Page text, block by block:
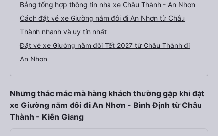
Bảng tổng hợp thông tin nhà xe Châu Thành - An Nhơn
Cách đặt vé xe Giường nằm đôi đi An Nhơn từ Châu
Thành nhanh và uy tín nhất
Đặt vé xe Giường nằm đôi Tết 2027 từ Châu Thành đi
An Nhơn
Những thắc mắc mà hàng khách thường gặp khi đặt
xe Giường nằm đôi đi An Nhơn - Bình Định từ Châu
Thành - Kiên Giang